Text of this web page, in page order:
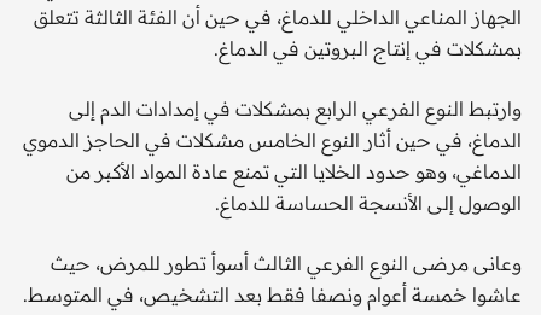
الجهاز المناعي الداخلي للدماغ، في حين أن الفئة الثالثة تتعلق
بمشكلات في إنتاج البروتين في الدماغ.
وارتبط النوع الفرعي الرابع بمشكلات في إمدادات الدم إلى
الدماغ، في حين أثار النوع الخامس مشكلات في الحاجز الدموي
الدماغي، وهو حدود الخلايا التي تمنع عادة المواد الأكبر من
الوصول إلى الأنسجة الحساسة للدماغ.
وعانى مرضى النوع الفرعي الثالث أسوأ تطور للمرض، حيث
عاشوا خمسة أعوام ونصفا فقط بعد التشخيص، في المتوسط.